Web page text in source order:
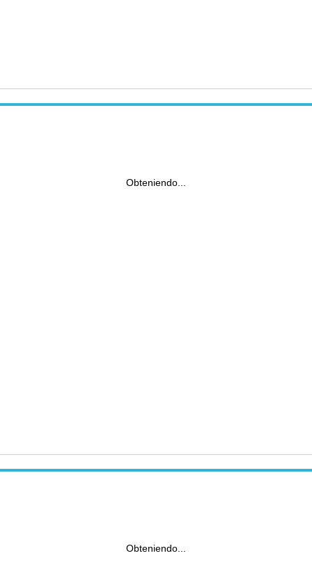
Obteniendo...
Obteniendo...